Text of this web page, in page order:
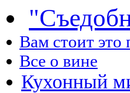
Вам стоит это
Все о вине
Кухонный